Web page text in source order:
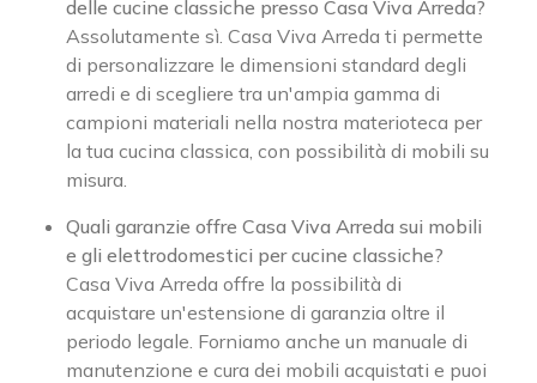
delle cucine classiche presso Casa Viva Arreda?
Assolutamente sì. Casa Viva Arreda ti permette
di personalizzare le dimensioni standard degli
arredi e di scegliere tra un'ampia gamma di
campioni materiali nella nostra materioteca per
la tua cucina classica, con possibilità di mobili su
misura.
Quali garanzie offre Casa Viva Arreda sui mobili
e gli elettrodomestici per cucine classiche?
Casa Viva Arreda offre la possibilità di
acquistare un'estensione di garanzia oltre il
periodo legale. Forniamo anche un manuale di
manutenzione e cura dei mobili acquistati e puoi